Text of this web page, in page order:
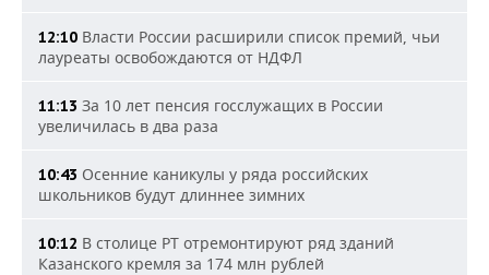
12:10 Власти России расширили список премий, чьи
лауреаты освобождаются от НДФЛ
11:13 За 10 лет пенсия госслужащих в России
увеличилась в два раза
10:43 Осенние каникулы у ряда российских
школьников будут длиннее зимних
10:12 В столице РТ отремонтируют ряд зданий
Казанского кремля за 174 млн рублей